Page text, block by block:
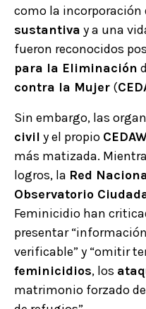
como la incorporación
sustantiva y a una
fueron reconocidos
para la Eliminación
contra la Mujer (
Sin embargo, las
civil y el propio
más matizada.
logros, la Red
Observatorio
Feminicidio han
presentar
verificable” y “omitir
feminicidios, los
matrimonio forzado